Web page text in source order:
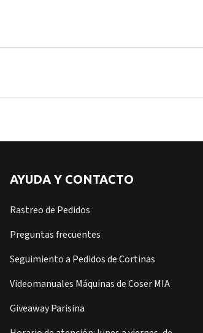
AYUDA Y CONTACTO
Rastreo de Pedidos
Preguntas frecuentes
Seguimiento a Pedidos de Cortinas
Videomanuales Máquinas de Coser MIA
Giveaway Parisina